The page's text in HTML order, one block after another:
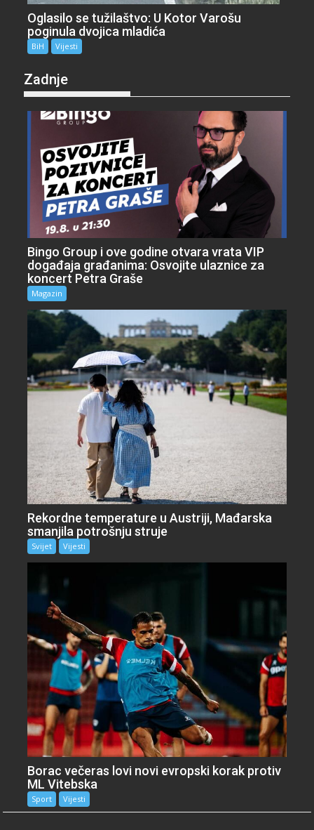
Oglasilo se tužilaštvo: U Kotor Varošu
poginula dvojica mladića
BiH Vijesti
Zadnje
Bingo Group i ove godine otvara vrata VIP
događaja građanima: Osvojite ulaznice za
koncert Petra Graše
Magazin
Rekordne temperature u Austriji, Mađarska
smanjila potrošnju struje
Svijet Vijesti
Borac večeras lovi novi evropski korak protiv
ML Vitebska
Sport Vijesti